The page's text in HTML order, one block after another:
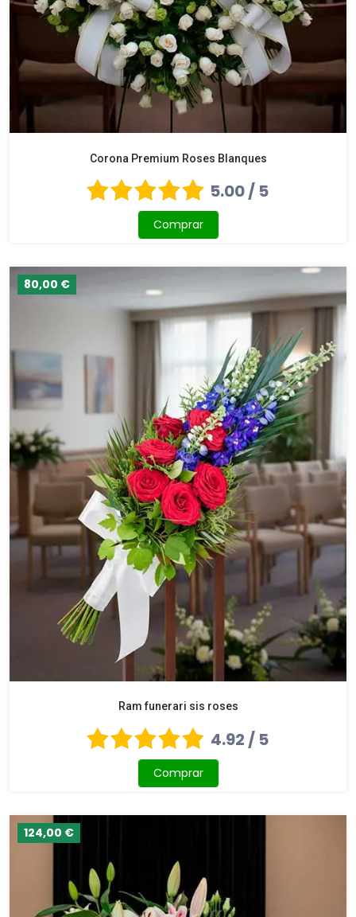
Corona Premium Roses Blanques
5.00 / 5
Comprar
80,00 €
Ram funerari sis roses
4.92 / 5
Comprar
124,00 €